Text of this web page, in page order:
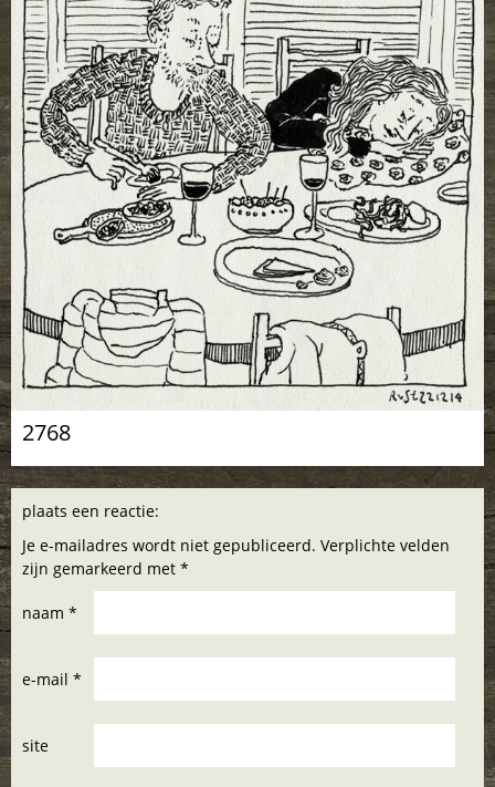
2768
plaats een reactie:
Je e-mailadres wordt niet gepubliceerd. Verplichte velden
zijn gemarkeerd met *
naam *
e-mail *
site